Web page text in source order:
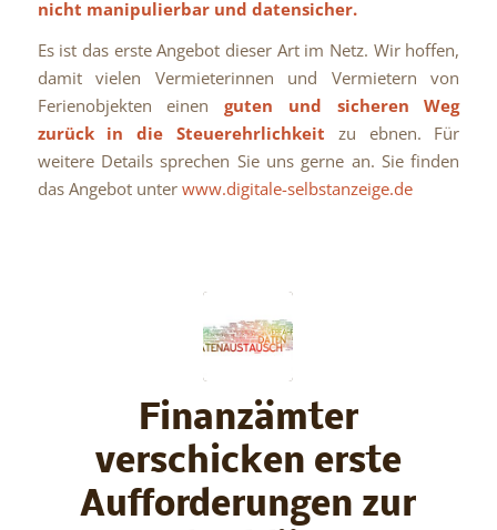
nicht manipulierbar und datensicher.
Es ist das erste Angebot dieser Art im Netz. Wir hoffen,
damit vielen Vermieterinnen und Vermietern von
Ferienobjekten einenguten und sicheren Weg
zurück in die Steuerehrlichkeit zu ebnen. Für
weitere Details sprechen Sie uns gerne an. Sie finden
das Angebot unter www.digitale-selbstanzeige.de
Finanzämter
verschicken erste
Aufforderungen zur